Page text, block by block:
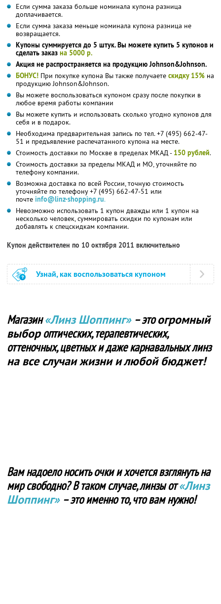
Если сумма заказа больше номинала купона разница
доплачивается.
Если сумма заказа меньше номинала купона разница не
возвращается.
Купоны суммируется до 5 штук. Вы можете купить 5 купонов и
сделать заказ на 5000 р.
Акция не распространяется на продукцию Johnson&Johnson.
БОНУС! При покупке купона Вы также получаете скидку 15% на
продукцию Johnson&Johnson.
Вы можете воспользоваться купоном сразу после покупки в
любое время работы компании
Вы можете купить и использовать сколько угодно купонов для
себя и в подарок.
Необходима предварительная запись по тел. +7 (495) 662-47-
51 и предъявление распечатанного купона на месте.
Стоимость доставки по Москве в пределах МКАД - 150 рублей.
Стоимость доставки за пределы МКАД и МО, уточняйте по
телефону компании.
Возможна доставка по всей России, точную стоимость
уточняйте по телефону +7 (495) 662-47-51 или
почте info@linz-shopping.ru.
Невозможно использовать 1 купон дважды или 1 купон на
несколько человек, суммировать скидки по купонам или
добавлять к спецскидкам компании.
Купон действителен по 10 октября 2011 включительно
Узнай, как воспользоваться купоном
Магазин«Линз Шоппинг»– этоогромный
выбороптических, терапевтических,
оттеночных, цветных и даже карнавальных линз
на все случаи жизни и любой бюджет!
Вам надоело носить очки и хочется взглянуть на
мир свободно? В таком случае, линзы от«Линз
Шоппинг»– это именно то, что вам нужно!